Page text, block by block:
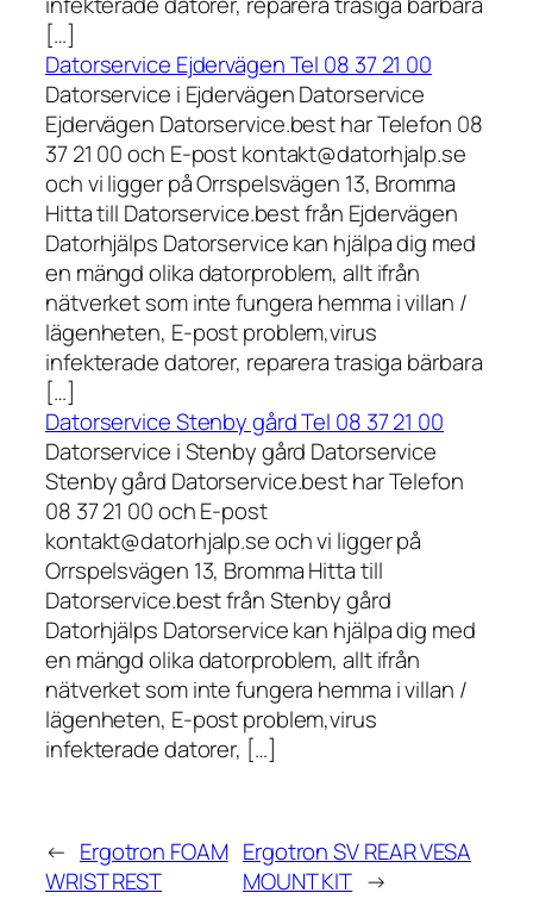
[…]
Datorservice Ejdervägen Tel 08 37 21 00
Datorservice i Ejdervägen Datorservice
Ejdervägen Datorservice.best har Telefon 08
37 21 00 och E-post kontakt@datorhjalp.se
och vi ligger på Orrspelsvägen 13, Bromma
Hitta till Datorservice.best från Ejdervägen
Datorhjälps Datorservice kan hjälpa dig med
en mängd olika datorproblem, allt ifrån
nätverket som inte fungera hemma i villan /
lägenheten, E-post problem,virus
infekterade datorer, reparera trasiga bärbara
[…]
Datorservice Stenby gård Tel 08 37 21 00
Datorservice i Stenby gård Datorservice
Stenby gård Datorservice.best har Telefon
08 37 21 00 och E-post
kontakt@datorhjalp.se och vi ligger på
Orrspelsvägen 13, Bromma Hitta till
Datorservice.best från Stenby gård
Datorhjälps Datorservice kan hjälpa dig med
en mängd olika datorproblem, allt ifrån
nätverket som inte fungera hemma i villan /
lägenheten, E-post problem,virus
infekterade datorer, […]
← Ergotron FOAM
WRIST REST
Ergotron SV REAR VESA
MOUNT KIT →